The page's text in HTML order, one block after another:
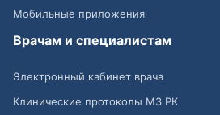
Мобильные приложения
Врачам и специалистам
Электронный кабинет врача
Клинические протоколы МЗ РК